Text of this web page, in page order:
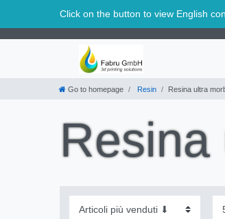
Click on the button to view English
Svizzera
Go to homepage Resin Resina ultra
Resina